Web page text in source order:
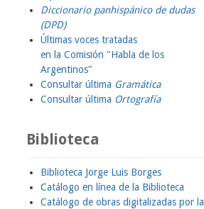
Diccionario panhispánico de dudas
(DPD)
Últimas voces tratadas
en la Comisión "Habla de los
Argentinos"
Consultar última Gramática
Consultar última Ortografía
Biblioteca
Biblioteca Jorge Luis Borges
Catálogo en línea de la Biblioteca
Catálogo de obras digitalizadas por la